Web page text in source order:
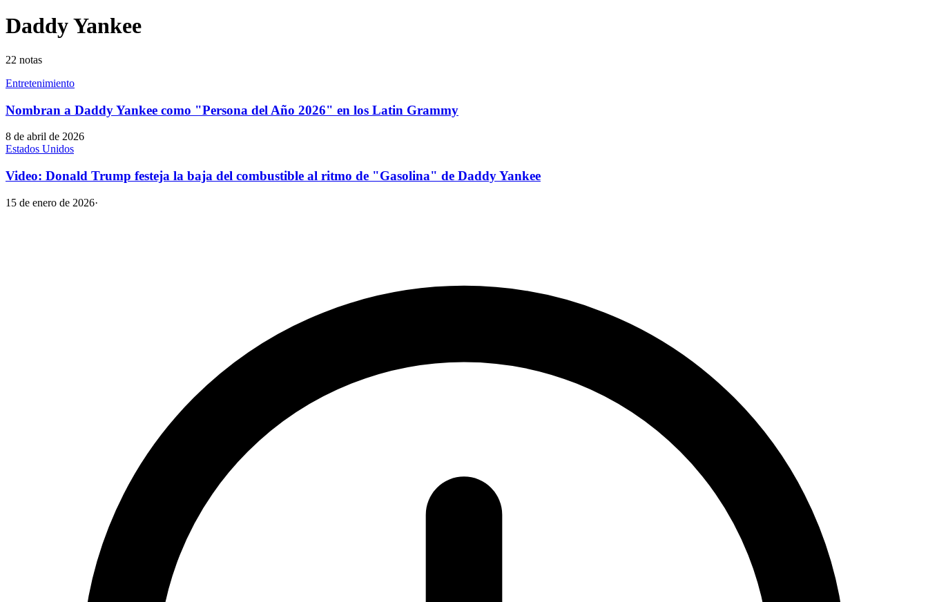
Daddy Yankee
22 notas
Entretenimiento
Nombran a Daddy Yankee como "Persona del Año 2026" en los Latin Grammy
8 de abril de 2026
Estados Unidos
Video: Donald Trump festeja la baja del combustible al ritmo de "Gasolina" de Daddy Yankee
15 de enero de 2026·